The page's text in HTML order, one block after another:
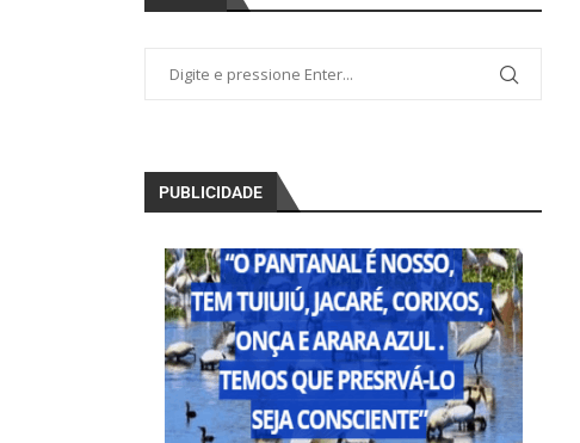
PUBLICIDADE